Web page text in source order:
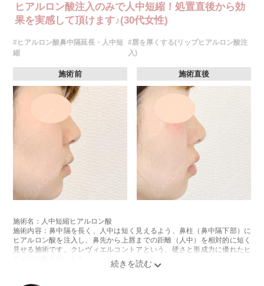
ヒアルロン酸注入のみで人中短縮！処置直後から効
果を実感して頂けます♪(30代女性)
#ヒアルロン酸鼻中隔延長・人中短
縮
#唇を厚くする(リップヒアルロン酸注
入)
施術前 施術直後
施術名：人中短縮ヒアルロン酸
施術内容：鼻中隔を長く、人中は短く見えるよう、鼻柱（鼻中隔下部）に
ヒアルロン酸を注入し、鼻先から上唇までの距離（人中）を相対的に短く
見せる施術です。クレヴィエルコントアという、硬さと形成力に優れたヒ